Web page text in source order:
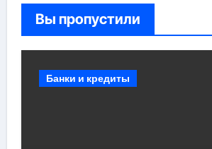
Вы пропустили
Банки и кредиты